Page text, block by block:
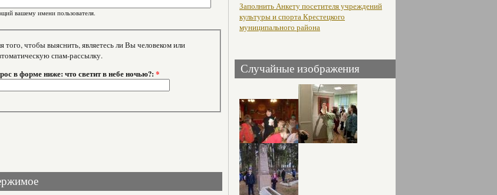
вашему имени пользователя.
чтобы выяснить, являетесь ли Вы человеком или
спам-рассылку.
в форме ниже: что светит в небе ночью?:*
Заполнить Анкету посетителя учреждений
культуры и спорта Крестецкого
муниципального района
Случайные изображения